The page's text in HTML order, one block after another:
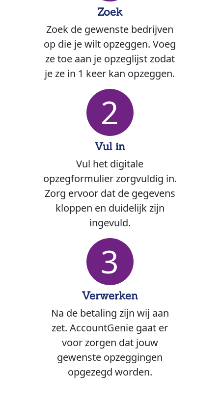
Zoek
Zoek de gewenste bedrijven
op die je wilt opzeggen. Voeg
ze toe aan je opzeglijst zodat
je ze in 1 keer kan opzeggen.
2
Vul in
Vul het digitale
opzegformulier zorgvuldig in.
Zorg ervoor dat de gegevens
kloppen en duidelijk zijn
ingevuld.
3
Verwerken
Na de betaling zijn wij aan
zet. AccountGenie gaat er
voor zorgen dat jouw
gewenste opzeggingen
opgezegd worden.